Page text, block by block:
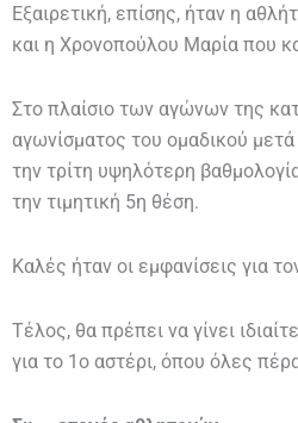
Εξαιρετική, επίσης, ήταν η
και η Χρονοπούλου Μαρία που
Στο πλαίσιο των αγώνων της
αγωνίσματος του ομαδικού
την τρίτη υψηλότερη
την τιμητική 5η θέση.
Καλές ήταν οι εμφανίσεις για
Τέλος, θα πρέπει να γίνει
για το 1ο αστέρι, όπου όλες